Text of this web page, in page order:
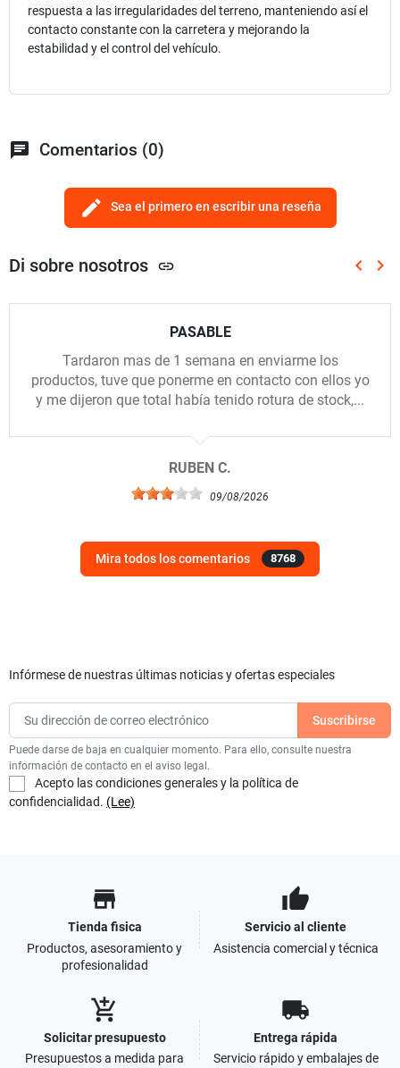
respuesta a las irregularidades del terreno, manteniendo así el
contacto constante con la carretera y mejorando la
estabilidad y el control del vehículo.
chat Comentarios (0)
edit Sea el primero en escribir una reseña
Di sobre nosotros link keyboard_arrow_left keyboard_arrow_right
PASABLE
Tardaron mas de 1 semana en enviarme los
productos, tuve que ponerme en contacto con ellos yo
y me dijeron que total había tenido rotura de stock,...
RUBEN C.
09/08/2026
Mira todos los comentarios 8768
Infórmese de nuestras últimas noticias y ofertas especiales
Puede darse de baja en cualquier momento. Para ello, consulte nuestra
información de contacto en el aviso legal.
Acepto las condiciones generales y la política de
confidencialidad. (Lee)
store
Tienda fisica
Productos, asesoramiento y
profesionalidad
thumb_up
Servicio al cliente
Asistencia comercial y técnica
add_shopping_cart
Solicitar presupuesto
Presupuestos a medida para
local_shipping
Entrega rápida
Servicio rápido y embalajes de